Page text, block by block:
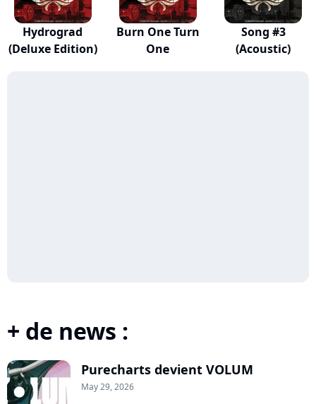
Hydrograd
(Deluxe Edition)
Burn One Turn
One
Song #3
(Acoustic)
+ de news :
Purecharts devient VOLUM
May 29, 2026